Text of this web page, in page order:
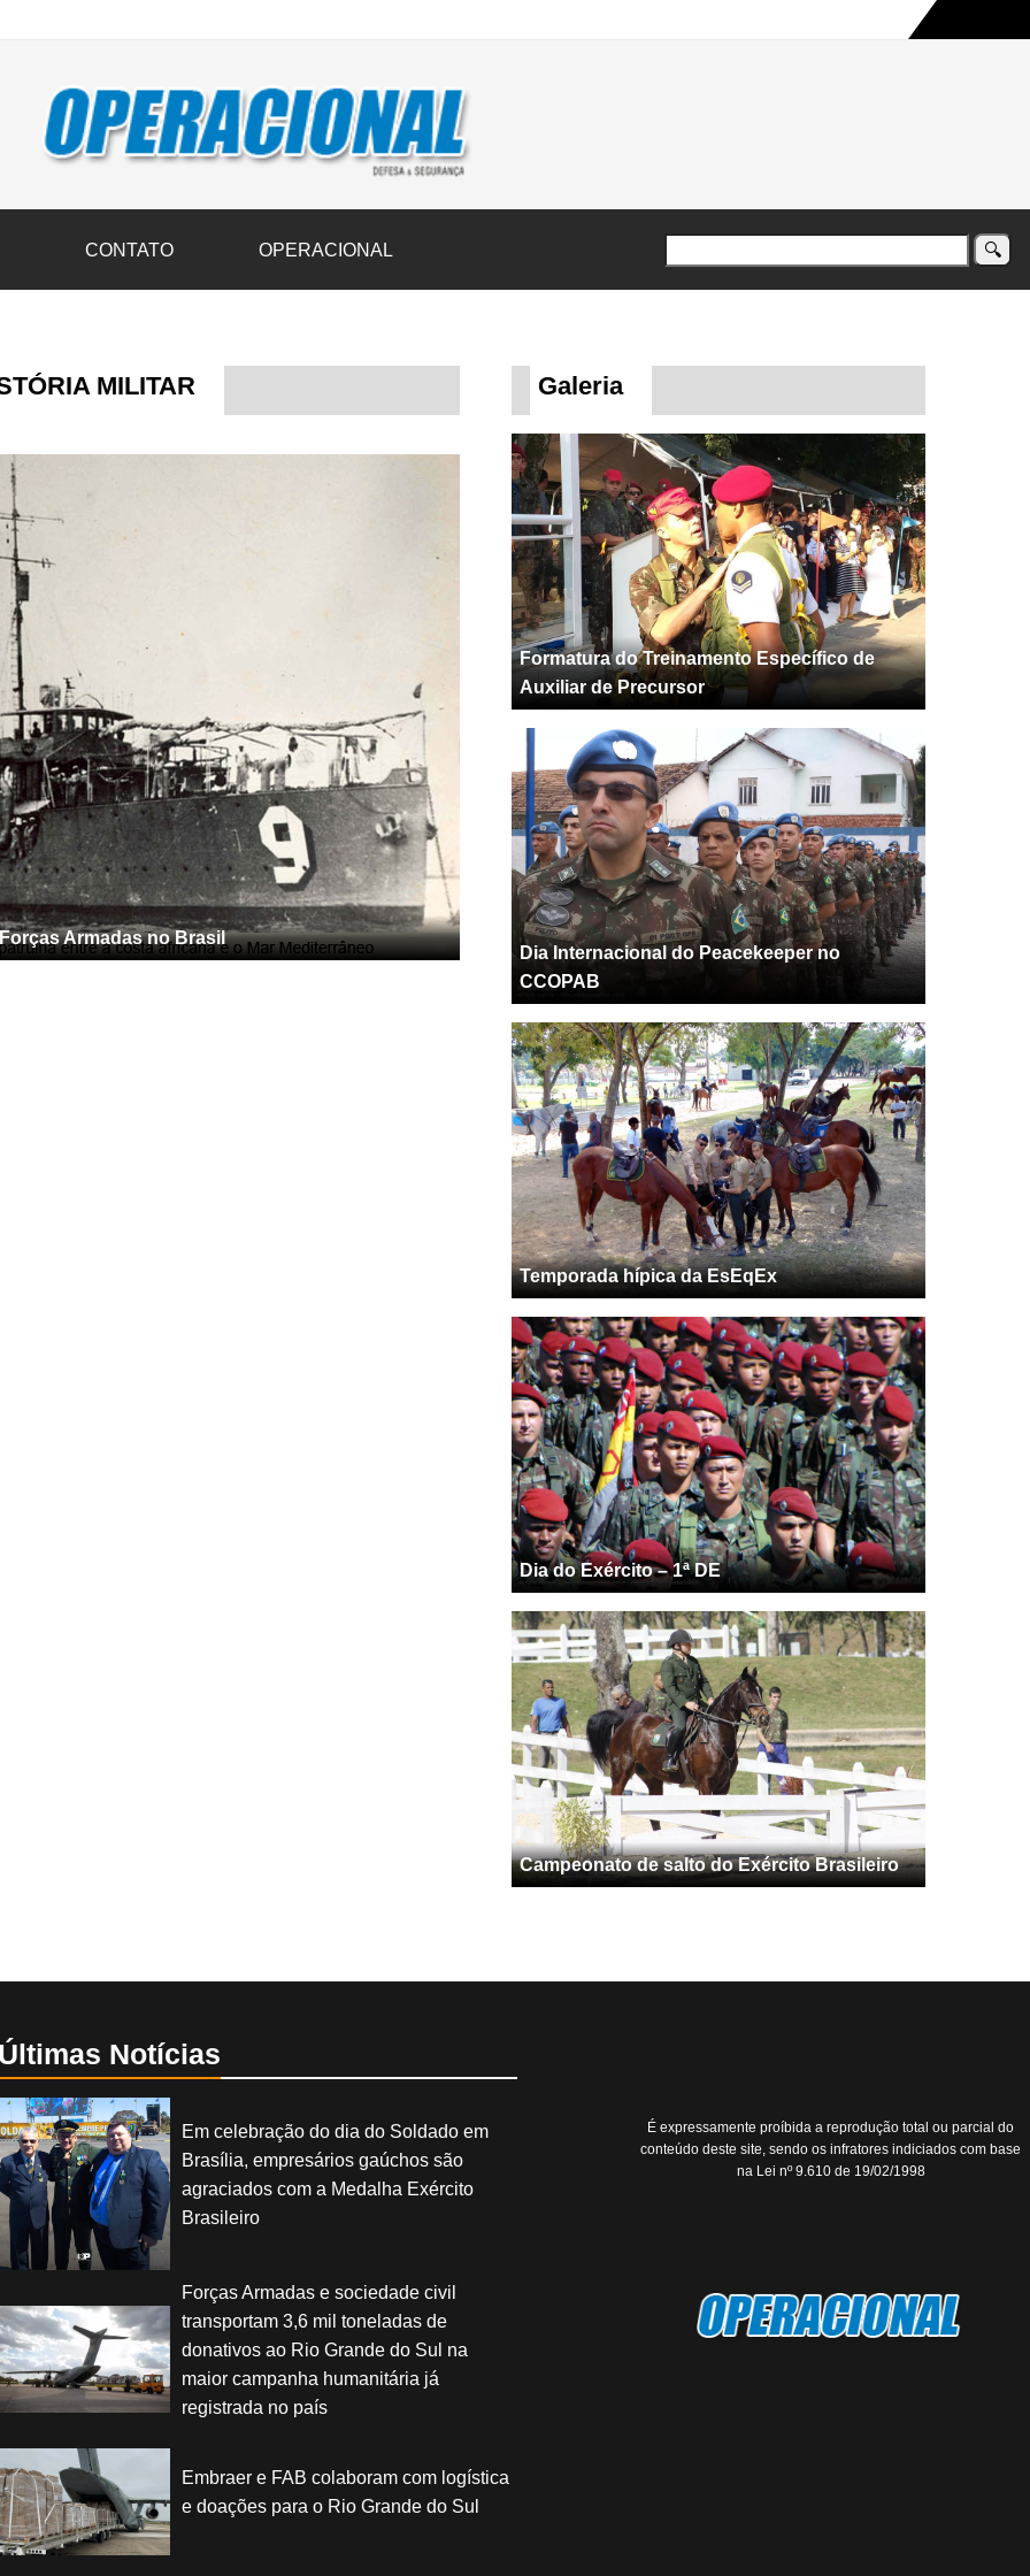
transportam 3,6 mil toneladas de donativos ao Rio Grande do Sul na maior campanha humanitária já registrada no país
CONTATO OPERACIONAL
MILITAR
Armadas no Brasil
Galeria
Formatura do Treinamento Específico de
Auxiliar de Precursor
Dia Internacional do Peacekeeper no
CCOPAB
Temporada hípica da EsEqEx
Dia do Exército – 1ª DE
Campeonato de salto do Exército Brasileiro
Últimas Notícias
Em celebração do dia do Soldado em
Brasília, empresários gaúchos são
agraciados com a Medalha Exército
Brasileiro
Forças Armadas e sociedade civil
transportam 3,6 mil toneladas de
donativos ao Rio Grande do Sul na
maior campanha humanitária já
registrada no país
Embraer e FAB colaboram com logística
e doações para o Rio Grande do Sul
É expressamente proíbida a reprodução total ou parcial do
conteúdo deste site, sendo os infratores indiciados com base
na Lei nº 9.610 de 19/02/1998